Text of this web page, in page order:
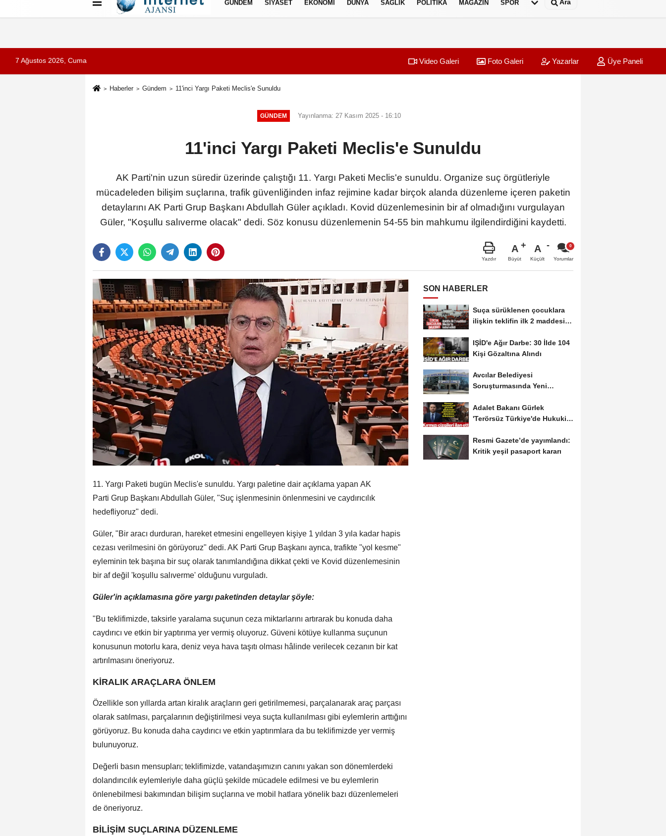
İletişim Çerez Politikası
GÜNDEM SIYASET EKONOMI DÜNYA SAĞLIK POLITIKA MAGAZIN SPOR Ara
7 Ağustos 2026, Cuma Video Galeri Foto Galeri Yazarlar Üye Paneli
Haberler Gündem 11'inci Yargı Paketi Meclis'e Sunuldu
GÜNDEM Yayınlanma: 27 Kasım 2025 - 16:10
11'inci Yargı Paketi Meclis'e Sunuldu
AK Parti'nin uzun süredir üzerinde çalıştığı 11. Yargı Paketi Meclis'e sunuldu. Organize suç örgütleriyle
mücadeleden bilişim suçlarına, trafik güvenliğinden infaz rejimine kadar birçok alanda düzenleme içeren paketin
detaylarını AK Parti Grup Başkanı Abdullah Güler açıkladı. Kovid düzenlemesinin bir af olmadığını vurgulayan
Güler, "Koşullu salıverme olacak" dedi. Söz konusu düzenlemenin 54-55 bin mahkumu ilgilendirdiğini kaydetti.
Yazdır
A
Büyüt
A
Küçült Yorumlar
11. Yargı Paketi bugün Meclis'e sunuldu. Yargı paletine dair açıklama yapan AK
Parti Grup Başkanı Abdullah Güler, "Suç işlenmesinin önlenmesini ve caydırıcılık
hedefliyoruz" dedi.
Güler, "Bir aracı durduran, hareket etmesini engelleyen kişiye 1 yıldan 3 yıla kadar hapis
cezası verilmesini ön görüyoruz" dedi. AK Parti Grup Başkanı ayrıca, trafikte "yol kesme"
eyleminin tek başına bir suç olarak tanımlandığına dikkat çekti ve Kovid düzenlemesinin
bir af değil 'koşullu salıverme' olduğunu vurguladı.
Güler'in açıklamasına göre yargı paketinden detaylar şöyle:
"Bu teklifimizde, taksirle yaralama suçunun ceza miktarlarını artırarak bu konuda daha
caydırıcı ve etkin bir yaptırıma yer vermiş oluyoruz. Güveni kötüye kullanma suçunun
konusunun motorlu kara, deniz veya hava taşıtı olması hâlinde verilecek cezanın bir kat
artırılmasını öneriyoruz.
KİRALIK ARAÇLARA ÖNLEM
Özellikle son yıllarda artan kiralık araçların geri getirilmemesi, parçalanarak araç parçası
olarak satılması, parçalarının değiştirilmesi veya suçta kullanılması gibi eylemlerin arttığını
görüyoruz. Bu konuda daha caydırıcı ve etkin yaptırımlara da bu teklifimizde yer vermiş
bulunuyoruz.
Değerli basın mensupları; teklifimizde, vatandaşımızın canını yakan son dönemlerdeki
dolandırıcılık eylemleriyle daha güçlü şekilde mücadele edilmesi ve bu eylemlerin
önlenebilmesi bakımından bilişim suçlarına ve mobil hatlara yönelik bazı düzenlemeleri
de öneriyoruz.
BİLİŞİM SUÇLARINA DÜZENLEME
SON HABERLER
Suça sürüklenen çocuklara
ilişkin teklifin ilk 2 maddesi
IŞİD'e Ağır Darbe: 30 İlde 104
Kişi Gözaltına Alındı
Avcılar Belediyesi
Soruşturmasında Yeni
Adalet Bakanı Gürlek
'Terörsüz Türkiye'de Hukuki
Resmi Gazete’de yayımlandı:
Kritik yeşil pasaport kararı